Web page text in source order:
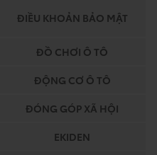
ĐIỀU KHOẢN BẢO MẬT
ĐỒ CHƠI Ô TÔ
ĐỘNG CƠ Ô TÔ
ĐÓNG GÓP XÃ HỘI
EKIDEN